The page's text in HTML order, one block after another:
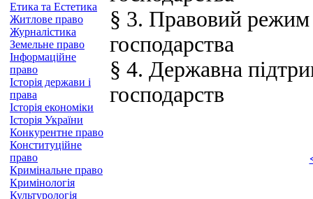
Етика та Естетика
Житлове право
Журналістика
Земельне право
Інформаційне
право
Історія держави і
права
Історія економіки
Історія України
Конкурентне право
Конституційне
право
Кримінальне право
Кримінологія
Культурологія
§ 3. Правовий режим
господарства
§ 4. Державна
господарств